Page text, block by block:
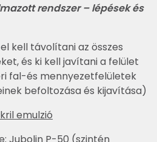
rendszer – lépések és
el kell távolítani az összes
és ki kell javítani a felület
fal-és mennyezetfelületek
befoltozása és kijavítása)
emulzió
Jubolin P-50 (szintén